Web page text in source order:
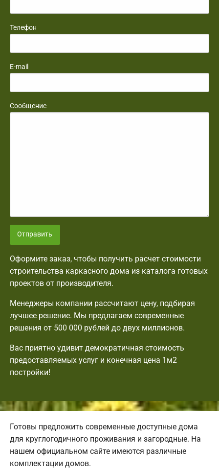
Телефон
E-mail
Сообщение
Отправить
Оформите заказ, чтобы получить расчет стоимости
строительства каркасного дома из каталога готовых
проектов от производителя.
Менеджеры компании рассчитают цену, подбирая
лучшее решение. Мы предлагаем современные
решения от 500 000 рублей до двух миллионов.
Вас приятно удивит демократичная стоимость
предоставляемых услуг и конечная цена 1м2
постройки!
Готовы предложить современные доступные дома
для круглогодичного проживания и загородные. На
нашем официальном сайте имеются различные
комплектации домов.